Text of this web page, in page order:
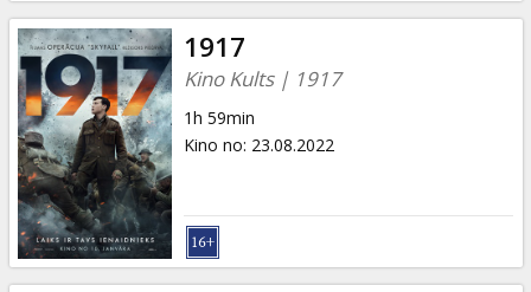
1917
Kino Kults | 1917
1h 59min
Kino no: 23.08.2022